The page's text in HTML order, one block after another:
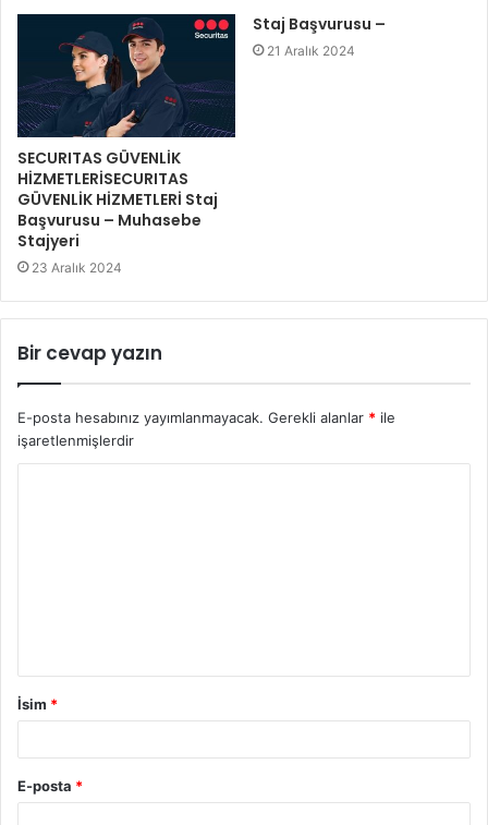
SECURITAS GÜVENLİK
HİZMETLERİSECURITAS
GÜVENLİK HİZMETLERİ Staj
Başvurusu – Muhasebe
Stajyeri
23 Aralık 2024
Staj Başvurusu –
21 Aralık 2024
Bir cevap yazın
E-posta hesabınız yayımlanmayacak. Gerekli alanlar * ile
işaretlenmişlerdir
İsim *
E-posta *